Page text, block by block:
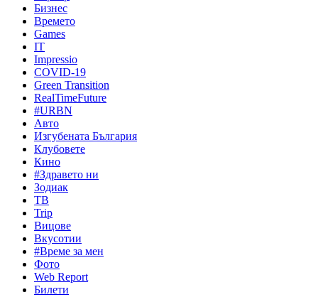
Бизнес
Времето
Games
IT
Impressio
COVID-19
Green Transition
RealTimeFuture
#URBN
Авто
Изгубената България
Клубовете
Кино
#Здравето ни
Зодиак
ТВ
Trip
Вицове
Вкусотии
#Време за мен
Фото
Web Report
Билети